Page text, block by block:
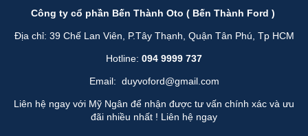
Công ty cổ phần Bến Thành Oto ( Bến Thành Ford )
Địa chỉ: 39 Chế Lan Viên, P.Tây Thạnh, Quận Tân Phú, Tp HCM
Hotline: 094 9999 737
Email: duyvoford@gmail.com
Liên hệ ngay với Mỹ Ngân để nhận được tư vấn chính xác và ưu
đãi nhiều nhất ! Liên hệ ngay